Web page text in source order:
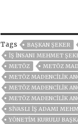
Tags BAŞKAN ŞEKER
IŞ İNSANI MEHMET
METÖZ
METÖZ
METÖZ MADENCİLİK
METÖZ MADENCILIK
METÖZ MADENCILIK
SIVASLI IŞ ADAMI
YÖNETİM KURULU